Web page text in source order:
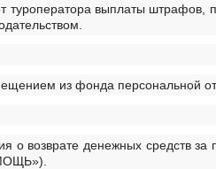
туроператора выплаты
из фонда персональной
о возврате денежных средств